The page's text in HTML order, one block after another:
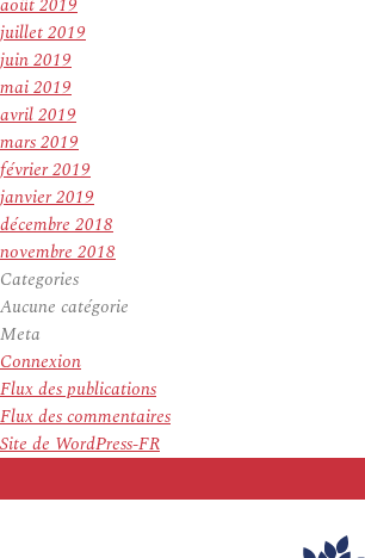
juillet 2019
juin 2019
mai 2019
avril 2019
mars 2019
février 2019
janvier 2019
décembre 2018
novembre 2018
Categories
Aucune catégorie
Meta
Connexion
Flux des publications
Flux des commentaires
Site de WordPress-FR